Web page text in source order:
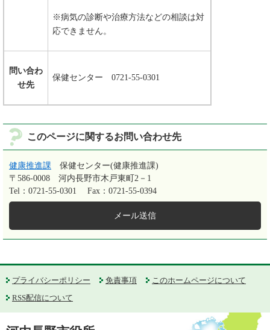
※病気の診断や治療方法などの相談は対
応できません。
問い合わ
せ先
保健センター 0721-55-0301
このページに関するお問い合わせ先
健康推進課
保健センター(健康推進課)
〒586-0008
河内長野市木戸東町2－1
Tel：0721-55-0301
Fax：0721-55-0394
メール送信
プライバシーポリシー 免責事項
このホームページについて
RSS配信について